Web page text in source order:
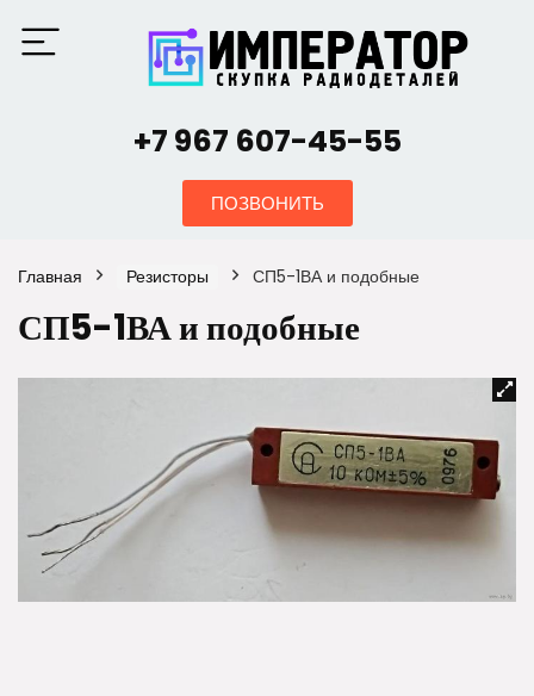
+7 967 607-45-55
ПОЗВОНИТЬ
Главная Резисторы СП5-1ВА и подобные
СП5-1ВА и подобные